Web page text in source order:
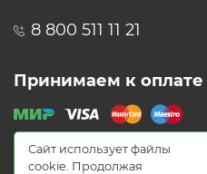
8 800 511 11 21
Принимаем к оплате
Сайт использует файлы
cookie. Продолжая